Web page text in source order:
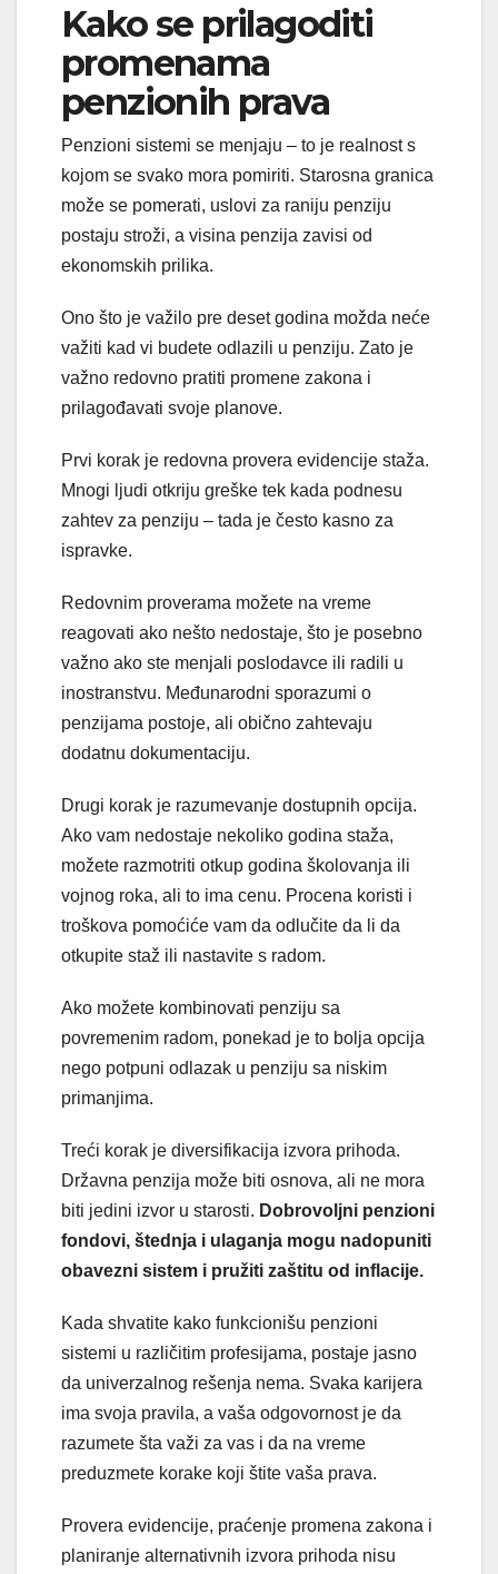
Kako se prilagoditi
promenama
penzionih prava
Penzioni sistemi se menjaju – to je realnost s
kojom se svako mora pomiriti. Starosna granica
može se pomerati, uslovi za raniju penziju
postaju stroži, a visina penzija zavisi od
ekonomskih prilika.
Ono što je važilo pre deset godina možda neće
važiti kad vi budete odlazili u penziju. Zato je
važno redovno pratiti promene zakona i
prilagođavati svoje planove.
Prvi korak je redovna provera evidencije staža.
Mnogi ljudi otkriju greške tek kada podnesu
zahtev za penziju – tada je često kasno za
ispravke.
Redovnim proverama možete na vreme
reagovati ako nešto nedostaje, što je posebno
važno ako ste menjali poslodavce ili radili u
inostranstvu. Međunarodni sporazumi o
penzijama postoje, ali obično zahtevaju
dodatnu dokumentaciju.
Drugi korak je razumevanje dostupnih opcija.
Ako vam nedostaje nekoliko godina staža,
možete razmotriti otkup godina školovanja ili
vojnog roka, ali to ima cenu. Procena koristi i
troškova pomoćiće vam da odlučite da li da
otkupite staž ili nastavite s radom.
Ako možete kombinovati penziju sa
povremenim radom, ponekad je to bolja opcija
nego potpuni odlazak u penziju sa niskim
primanjima.
Treći korak je diversifikacija izvora prihoda.
Državna penzija može biti osnova, ali ne mora
biti jedini izvor u starosti. Dobrovoljni penzioni
fondovi, štednja i ulaganja mogu nadopuniti
obavezni sistem i pružiti zaštitu od inflacije.
Kada shvatite kako funkcionišu penzioni
sistemi u različitim profesijama, postaje jasno
da univerzalnog rešenja nema. Svaka karijera
ima svoja pravila, a vaša odgovornost je da
razumete šta važi za vas i da na vreme
preduzmete korake koji štite vaša prava.
Provera evidencije, praćenje promena zakona i
planiranje alternativnih izvora prihoda nisu